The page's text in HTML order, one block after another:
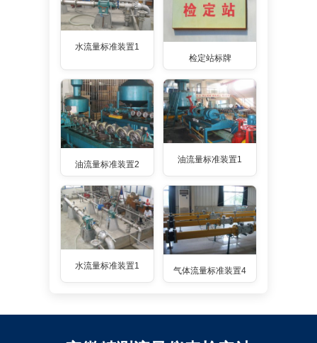
水流量标准装置1
检定站标牌
油流量标准装置2
油流量标准装置1
水流量标准装置1 气体流量标准装置4